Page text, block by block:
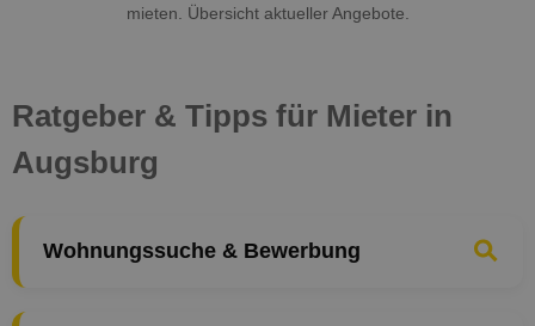
mieten. Übersicht aktueller Angebote.
Ratgeber & Tipps für Mieter in
Augsburg
Wohnungssuche & Bewerbung